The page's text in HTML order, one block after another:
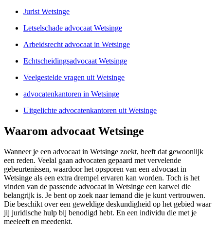
Jurist Wetsinge
Letselschade advocaat Wetsinge
Arbeidsrecht advocaat in Wetsinge
Echtscheidingsadvocaat Wetsinge
Veelgestelde vragen uit Wetsinge
advocatenkantoren in Wetsinge
Uitgelichte advocatenkantoren uit Wetsinge
Waarom advocaat Wetsinge
Wanneer je een advocaat in Wetsinge zoekt, heeft dat gewoonlijk
een reden. Veelal gaan advocaten gepaard met vervelende
gebeurtenissen, waardoor het opsporen van een advocaat in
Wetsinge als een extra drempel ervaren kan worden. Toch is het
vinden van de passende advocaat in Wetsinge een karwei die
belangrijk is. Je bent op zoek naar iemand die je kunt vertrouwen.
Die beschikt over een geweldige deskundigheid op het gebied waar
jij juridische hulp bij benodigd hebt. En een individu die met je
meeleeft en meedenkt.